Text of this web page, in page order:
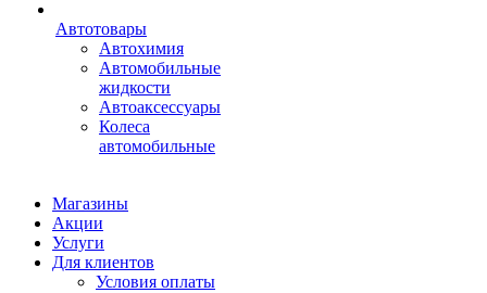
Автотовары
Автохимия
Автомобильные
жидкости
Автоаксессуары
Колеса
автомобильные
Магазины
Акции
Услуги
Для клиентов
Условия оплаты